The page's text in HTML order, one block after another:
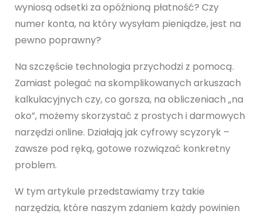
wyniosą odsetki za opóźnioną płatność? Czy
numer konta, na który wysyłam pieniądze, jest na
pewno poprawny?
Na szczęście technologia przychodzi z pomocą.
Zamiast polegać na skomplikowanych arkuszach
kalkulacyjnych czy, co gorsza, na obliczeniach „na
oko”, możemy skorzystać z prostych i darmowych
narzędzi online. Działają jak cyfrowy scyzoryk –
zawsze pod ręką, gotowe rozwiązać konkretny
problem.
W tym artykule przedstawiamy trzy takie
narzędzia, które naszym zdaniem każdy powinien